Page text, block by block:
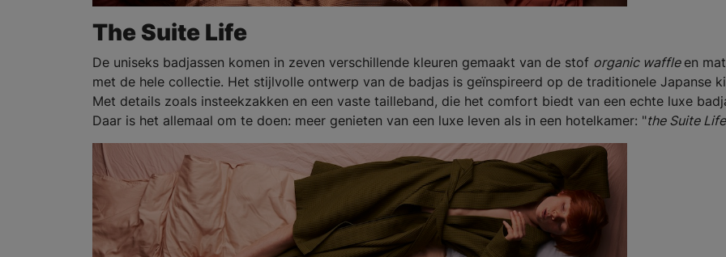
The Suite Life
De uniseks badjassen komen in zeven verschillende kleuren gemaakt van de stof organic waffle en
met de hele collectie. Het stijlvolle ontwerp van de badjas is geïnspireerd op de traditionele Japanse
Met details zoals insteekzakken en een vaste tailleband, die het comfort biedt van een echte luxe
Daar is het allemaal om te doen: meer genieten van een luxe leven als in een hotelkamer: "the Suite